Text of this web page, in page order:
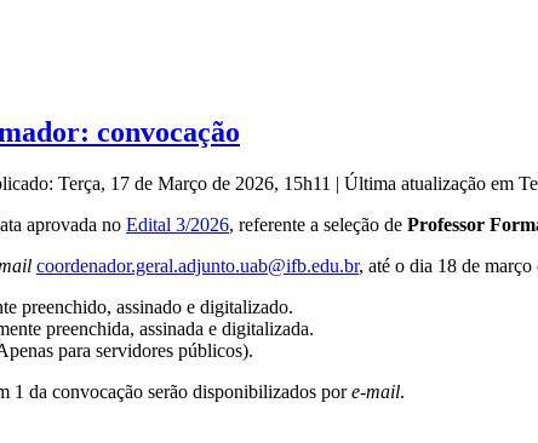
convocação
Terça, 17 de Março de 2026, 15h11 | Última atualização em
aprovada no Edital 3/2026, referente a seleção de Professor
coordenador.geral.adjunto.uab@ifb.edu.br, até o dia 18 de
preenchido, assinado e digitalizado.
preenchida, assinada e digitalizada.
para servidores públicos).
1 da convocação serão disponibilizados pore-mail.